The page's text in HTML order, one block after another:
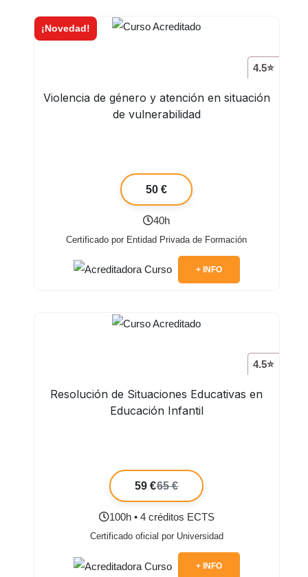
¡Novedad!
4.5⭐
Violencia de género y atención en situación
de vulnerabilidad
50 €
40h
Certificado por Entidad Privada de Formación
+ INFO
4.5⭐
Resolución de Situaciones Educativas en
Educación Infantil
59 €65 €
100h • 4 créditos ECTS
Certificado oficial por Universidad
+ INFO